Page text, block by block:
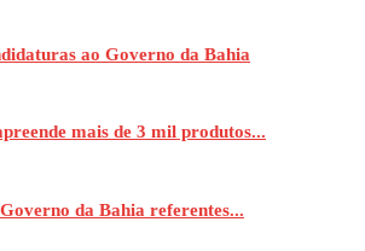
ao Governo da Bahia
mais de 3 mil produtos...
da Bahia referentes...